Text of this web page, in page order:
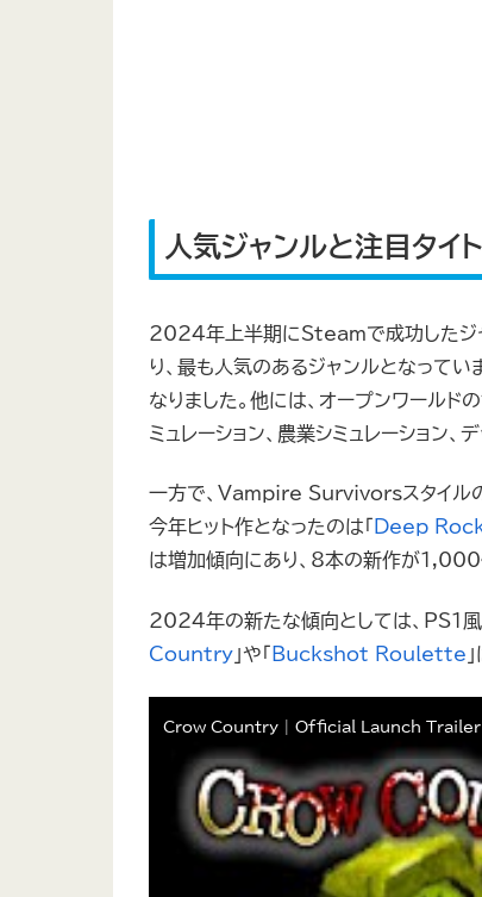
人気ジャンルと注目タイ
2024年上半期にSteamで成功したジ
り、最も人気のあるジャンルとなって
なりました。他には、オープンワールド
ミュレーション、農業シミュレーション
一方で、Vampire Survivorsスタイルの
今年ヒット作となったのは「
Deep
は増加傾向にあり、8本の新作が1,000
2024年の新たな傾向としては、PS1風
Country」や「 Buckshot Roulette
Crow Country | Official Launch Trailer